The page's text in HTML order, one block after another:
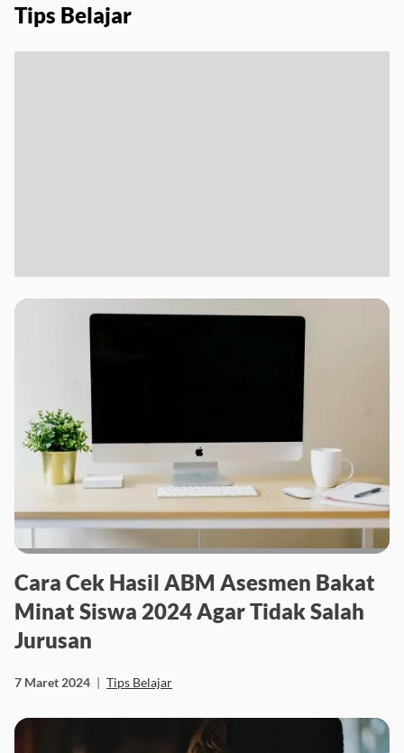
Tips Belajar
Cara Cek Hasil ABM Asesmen Bakat
Minat Siswa 2024 Agar Tidak Salah
Jurusan
7 Maret 2024 | Tips Belajar